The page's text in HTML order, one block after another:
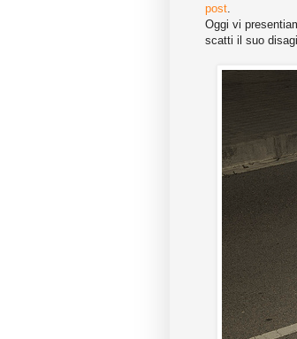
post
Oggi vi
scatti il suo